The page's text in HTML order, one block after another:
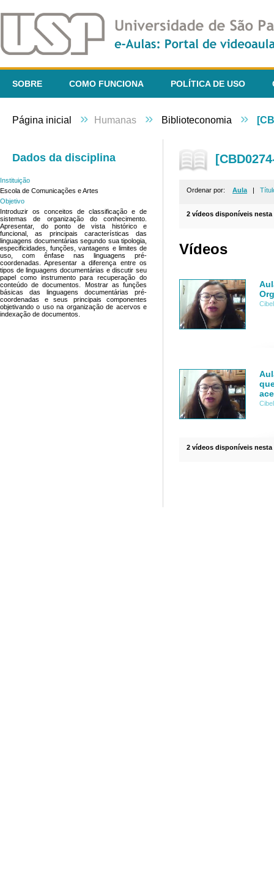
SOBRE COMO FUNCIONA POLÍTICA DE USO
Página inicial » Humanas » Biblioteconomia »
Dados da disciplina
Instituição
Escola de Comunicações e Artes
Objetivo
Introduzir os conceitos de classificação e de
sistemas de organização do conhecimento.
Apresentar, do ponto de vista histórico e
funcional, as principais características das
linguagens documentárias segundo sua tipologia,
especificidades, funções, vantagens e limites de
uso, com ênfase nas linguagens pré-
coordenadas. Apresentar a diferença entre os
tipos de linguagens documentárias e discutir seu
papel como instrumento para recuperação do
conteúdo de documentos. Mostrar as funções
básicas das linguagens documentárias pré-
coordenadas e seus principais componentes
objetivando o uso na organização de acervos e
indexação de documentos.
Ordenar por: Aula |
2 vídeos disponíveis
Vídeos
2 vídeos disponíveis